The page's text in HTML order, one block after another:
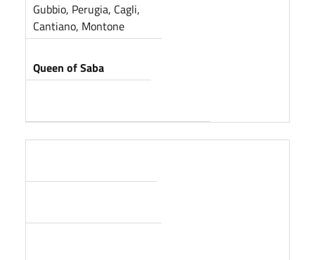
Gubbio, Perugia, Cagli,
Cantiano, Montone
Queen of Saba